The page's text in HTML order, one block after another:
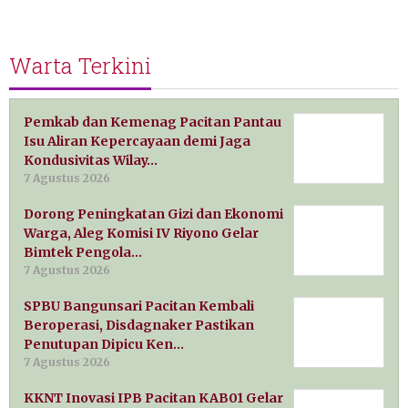
Warta Terkini
Pemkab dan Kemenag Pacitan Pantau
Isu Aliran Kepercayaan demi Jaga
Kondusivitas Wilay…
7 Agustus 2026
Dorong Peningkatan Gizi dan Ekonomi
Warga, Aleg Komisi IV Riyono Gelar
Bimtek Pengola…
7 Agustus 2026
SPBU Bangunsari Pacitan Kembali
Beroperasi, Disdagnaker Pastikan
Penutupan Dipicu Ken…
7 Agustus 2026
KKNT Inovasi IPB Pacitan KAB01 Gelar